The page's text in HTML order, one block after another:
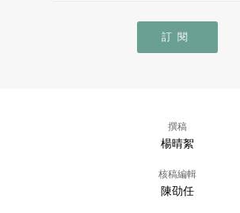
訂閱
撰稿
楊晴絮
核稿編輯
陳劭任